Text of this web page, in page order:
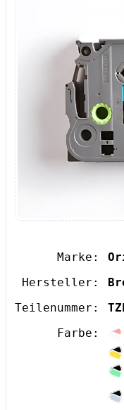
Marke:
Hersteller:
Teilenummer:
Farbe: